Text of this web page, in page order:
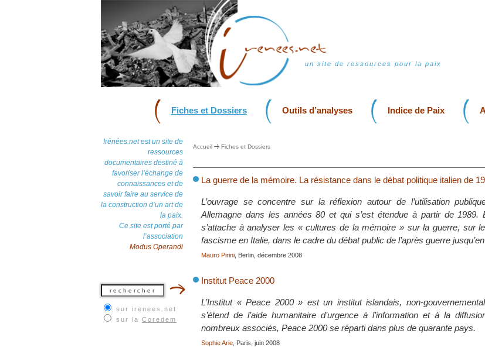
un site de ressources pour la paix
Fiches et Dossiers Outils d’analyses Indice de Paix
Irénées.net est un site de
ressources
documentaires destiné à
favoriser l’échange de
connaissances et de
savoir faire au service de
la construction d’un art de
la paix.
Ce site est porté par
l’association
Modus Operandi
sur irenees.net
sur la Coredem
Accueil Fiches et Dossiers
La guerre de la mémoire. La résistance dans le débat politique italien de
L’ouvrage se concentre sur la réflexion autour de l’utilisation
Allemagne dans les années 80 et qui s’est étendue à partir de 1989.
s’attache à analyser les « cultures de la mémoire » sur la guerre, sur
fascisme en Italie, dans le cadre du débat public de l’après guerre
Mauro Pirini , Berlin, décembre 2008
Institut Peace 2000
L’Institut « Peace 2000 » est un institut islandais, non-
s’étend de l’aide humanitaire d’urgence à l’information et à la
nombreux associés, Peace 2000 se réparti dans plus de quarante pays.
Sophie Arie , Paris, juin 2008